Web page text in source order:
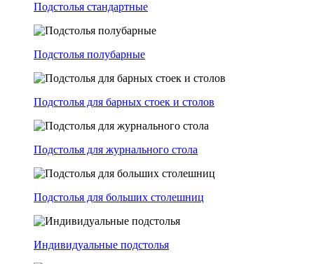
Подстолья стандартные
Подстолья полубарные
Подстолья для барных стоек и столов
Подстолья для журнального стола
Подстолья для больших столешниц
Индивидуальные подстолья